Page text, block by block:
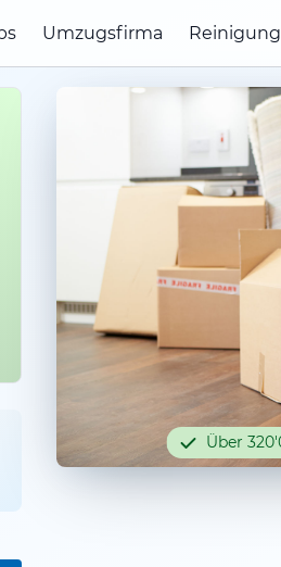
Umzugsfirma
Über